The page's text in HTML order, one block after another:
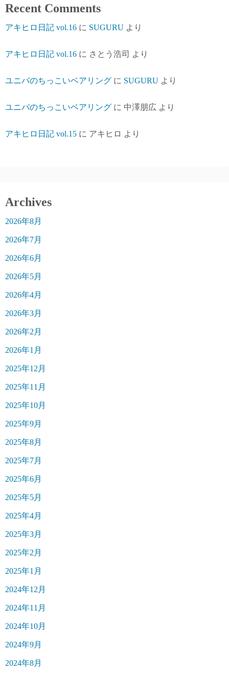
Recent Comments
アキヒロ日記 vol.16 に SUGURU より
アキヒロ日記 vol.16 に さとう浩司 より
ユニバのちっこいベアリング に SUGURU より
ユニバのちっこいベアリング に 中澤朋広 より
アキヒロ日記 vol.15 に アキヒロ より
Archives
2026年8月
2026年7月
2026年6月
2026年5月
2026年4月
2026年3月
2026年2月
2026年1月
2025年12月
2025年11月
2025年10月
2025年9月
2025年8月
2025年7月
2025年6月
2025年5月
2025年4月
2025年3月
2025年2月
2025年1月
2024年12月
2024年11月
2024年10月
2024年9月
2024年8月